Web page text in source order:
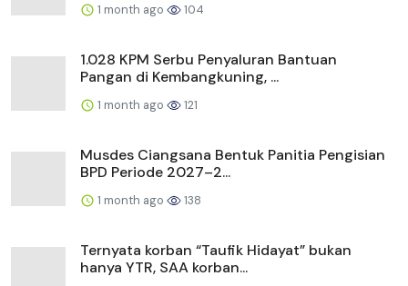
1 month ago 104
1.028 KPM Serbu Penyaluran Bantuan
Pangan di Kembangkuning, ...
1 month ago 121
Musdes Ciangsana Bentuk Panitia Pengisian
BPD Periode 2027–2...
1 month ago 138
Ternyata korban “Taufik Hidayat” bukan
hanya YTR, SAA korban...